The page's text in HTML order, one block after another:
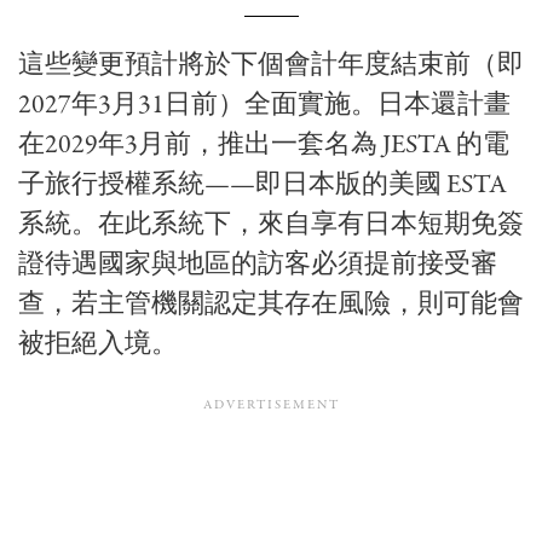
這些變更預計將於下個會計年度結束前（即
2027年3月31日前）全面實施。日本還計畫
在2029年3月前，推出一套名為 JESTA 的電
子旅行授權系統——即日本版的美國 ESTA
系統。在此系統下，來自享有日本短期免簽
證待遇國家與地區的訪客必須提前接受審
查，若主管機關認定其存在風險，則可能會
被拒絕入境。